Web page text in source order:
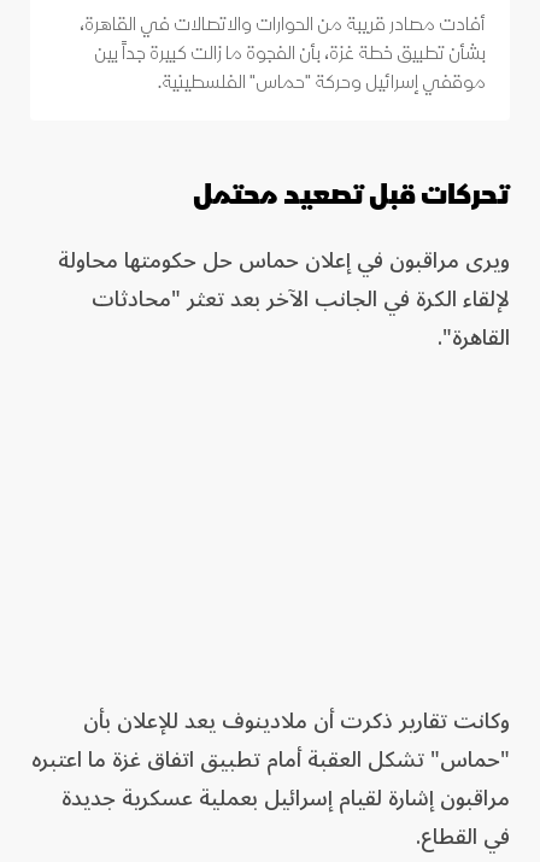
أفادت مصادر قريبة من الحوارات والاتصالات في القاهرة،
بشأن تطبيق خطة غزة، بأن الفجوة ما زالت كبيرة جداً بين
موقفي إسرائيل وحركة "حماس" الفلسطينية.
تحركات قبل تصعيد محتمل
ويرى مراقبون في إعلان حماس حل حكومتها محاولة
لإلقاء الكرة في الجانب الآخر بعد تعثر "محادثات
القاهرة".
وكانت تقارير ذكرت أن ملادينوف يعد للإعلان بأن
"حماس" تشكل العقبة أمام تطبيق اتفاق غزة ما اعتبره
مراقبون إشارة لقيام إسرائيل بعملية عسكرية جديدة
في القطاع.